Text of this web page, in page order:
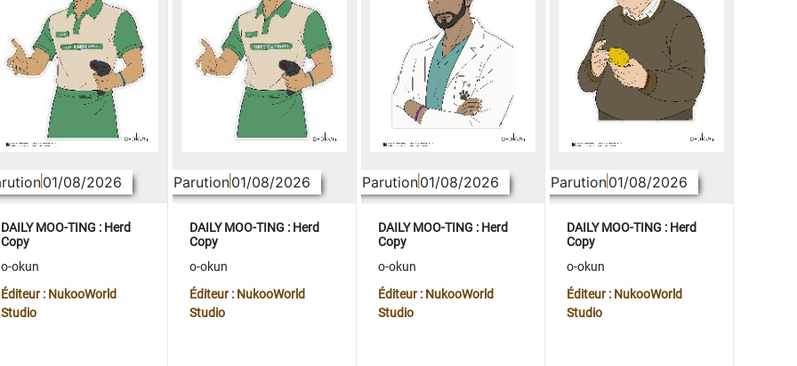
01/08/2026
DAILY MOO-TING : Herd
Copy
o-okun
Éditeur : NukooWorld
Studio
Parution01/08/2026
DAILY MOO-TING : Herd
Copy
o-okun
Éditeur : NukooWorld
Studio
Parution01/08/2026
DAILY MOO-TING : Herd
Copy
o-okun
Éditeur : NukooWorld
Studio
Parution01/08/2026
DAILY MOO-TING : Herd
Copy
o-okun
Éditeur : NukooWorld
Studio